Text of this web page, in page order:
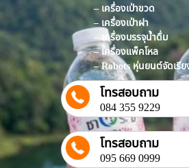
– เครื่องเป่าขวด
– เครื่องเป่าฝา
– เครื่องบรรจุน้ำดื่ม
– เครื่องแพ็คโหล
– Robots หุ่นยนต์จัดเรีย
โทรสอบถาม
084 355 9229
โทรสอบถาม
095 669 0999